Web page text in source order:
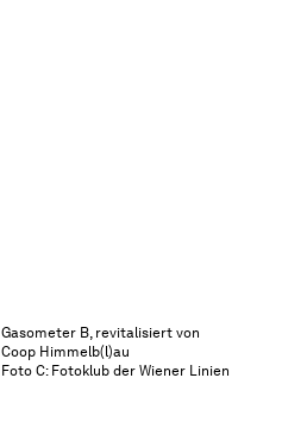
Gasometer B, revitalisiert von
Coop Himmelb(l)au
Foto C: Fotoklub der Wiener Linien